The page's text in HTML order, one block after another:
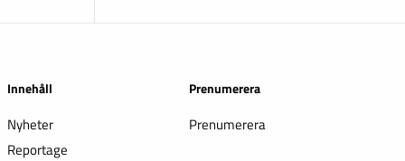
Innehåll
Nyheter
Reportage
Prenumerera
Prenumerera